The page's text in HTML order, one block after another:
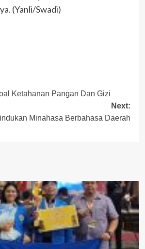
(Yanli/Swadi)
Ketahanan Pangan Dan Gizi
Next:
Minahasa Berbahasa Daerah